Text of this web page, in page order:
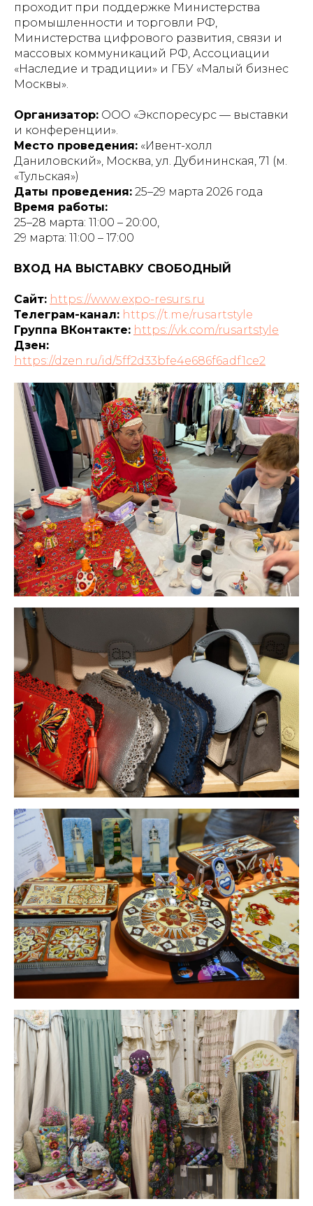
проходит при поддержке Министерства
промышленности и торговли РФ,
Министерства цифрового развития, связи и
массовых коммуникаций РФ, Ассоциации
«Наследие и традиции» и ГБУ «Малый бизнес
Москвы».
Организатор: ООО «Экспоресурс — выставки
и конференции».
Место проведения: «Ивент-холл
Даниловский», Москва, ул. Дубининская, 71 (м.
«Тульская»)
Даты проведения: 25–29 марта 2026 года
Время работы:
25–28 марта: 11:00 – 20:00,
29 марта: 11:00 – 17:00
ВХОД НА ВЫСТАВКУ СВОБОДНЫЙ
Сайт: https://www.expo-resurs.ru
Телеграм-канал: https://t.me/rusartstyle
Группа ВКонтакте: https://vk.com/rusartstyle
Дзен:
https://dzen.ru/id/5ff2d33bfe4e686f6adf1ce2